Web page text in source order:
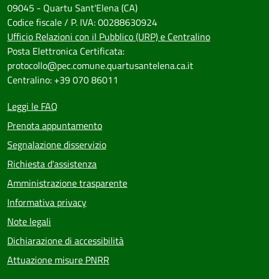
09045 - Quartu Sant'Elena (CA)
Codice fiscale / P. IVA: 00288630924
Ufficio Relazioni con il Pubblico (URP) e Centralino
Posta Elettronica Certificata:
protocollo@pec.comune.quartusantelena.ca.it
Centralino: +39 070 86011
Leggi le FAQ
Prenota appuntamento
Segnalazione disservizio
Richiesta d'assistenza
Amministrazione trasparente
Informativa privacy
Note legali
Dichiarazione di accessibilità
Attuazione misure PNRR